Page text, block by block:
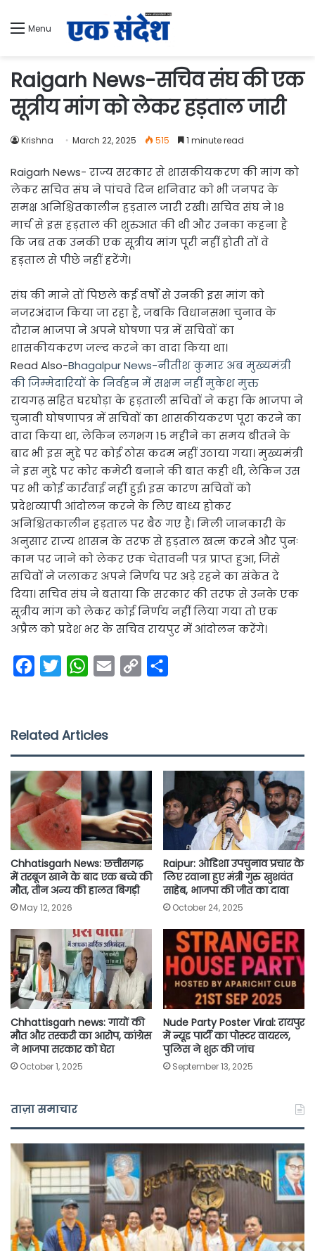
Menu
Raigarh News-सचिव संघ की एक
सूत्रीय मांग को लेकर हड़ताल जारी
Krishna March 22, 2025 515 1 minute read
Raigarh News- राज्य सरकार से शासकीयकरण की मांग को
लेकर सचिव संघ ने पांचवे दिन शनिवार काे भी जनपद के
समक्ष अनिश्चितकालीन हड़ताल जारी रखी। सचिव संघ ने 18
मार्च से इस हड़ताल की शुरुआत की थी और उनका कहना है
कि जब तक उनकी एक सूत्रीय मांग पूरी नहीं होती तों वे
हड़ताल से पीछे नहीं हटेंगे।
संघ की माने तों पिछले कई वर्षों से उनकी इस मांग को
नजरअंदाज किया जा रहा है, जबकि विधानसभा चुनाव के
दौरान भाजपा ने अपने घोषणा पत्र में सचिवों का
शासकीयकरण जल्द करने का वादा किया था।
Read Also-Bhagalpur News-नीतीश कुमार अब मुख्यमंत्री
की जिम्मेदारियों के निर्वहन में सक्षम नहीं मुकेश मुक्त
रायगढ़ सहित घरघोड़ा के हड़ताली सचिवों ने कहा कि भाजपा ने
चुनावी घोषणापत्र में सचिवों का शासकीयकरण पूरा करने का
वादा किया था, लेकिन लगभग 15 महीने का समय बीतने के
बाद भी इस मुद्दे पर कोई ठोस कदम नहीं उठाया गया। मुख्यमंत्री
ने इस मुद्दे पर कोर कमेटी बनाने की बात कही थी, लेकिन उस
पर भी कोई कार्रवाई नहीं हुई। इस कारण सचिवों को
प्रदेशव्यापी आंदोलन करने के लिए बाध्य होकर
अनिश्चितकालीन हड़ताल पर बैठ गए हैं। मिली जानकारी के
अनुसार राज्य शासन के तरफ से हड़ताल खत्म करने और पुनः
काम पर जाने को लेकर एक चेतावनी पत्र प्राप्त हुआ, जिसे
सचिवों ने जलाकर अपने निर्णय पर अड़े रहने का संकेत दे
दिया। सचिव संघ ने बताया कि सरकार की तरफ से उनके एक
सूत्रीय मांग को लेकर कोई निर्णय नहीं लिया गया तो एक
अप्रैल को प्रदेश भर के सचिव रायपुर में आंदोलन करेंगे।
e
o
o
k
t
e
r
W
t
A
p
p
i
n
k
Related Articles
Chhatisgarh News: छत्तीसगढ़
में तरबूज खाने के बाद एक बच्चे की
मौत, तीन अन्य की हालत बिगड़ी
May 12, 2026
Raipur: ओडिशा उपचुनाव प्रचार के
लिए रवाना हुए मंत्री गुरु खुशवंत
साहेब, भाजपा की जीत का दावा
October 24, 2025
Chhattisgarh news: गायों की
मौत और तस्करी का आरोप, कांग्रेस
ने भाजपा सरकार को घेरा
October 1, 2025
Nude Party Poster Viral: रायपुर
में न्यूड पार्टी का पोस्टर वायरल,
पुलिस ने शुरू की जांच
September 13, 2025
ताज़ा समाचार